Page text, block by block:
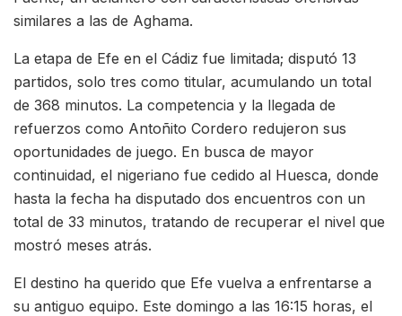
similares a las de Aghama.
La etapa de Efe en el Cádiz fue limitada; disputó 13
partidos, solo tres como titular, acumulando un total
de 368 minutos. La competencia y la llegada de
refuerzos como Antoñito Cordero redujeron sus
oportunidades de juego. En busca de mayor
continuidad, el nigeriano fue cedido al Huesca, donde
hasta la fecha ha disputado dos encuentros con un
total de 33 minutos, tratando de recuperar el nivel que
mostró meses atrás.
El destino ha querido que Efe vuelva a enfrentarse a
su antiguo equipo. Este domingo a las 16:15 horas, el